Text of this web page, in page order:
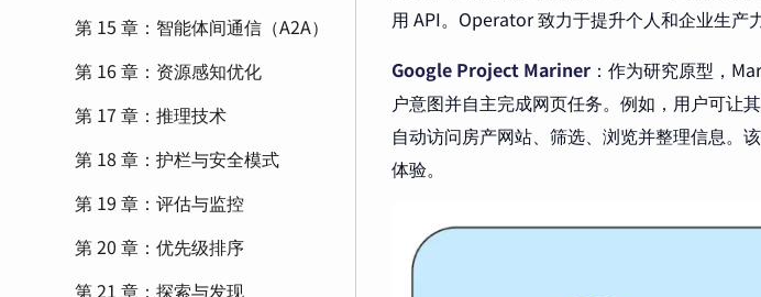
第 15 章：智能体间通信（A2A）
第 16 章：资源感知优化
第 17 章：推理技术
第 18 章：护栏与安全模式
第 19 章：评估与监控
第 20 章：优先级排序
第 21 章：探索与发现
用 API。Operator 致力于提升个人和企业生产
Google Project Mariner ：作为研究原型，
户意图并自主完成网页任务。例如，用户可让
自动访问房产网站、筛选、浏览并整理信息。
体验。